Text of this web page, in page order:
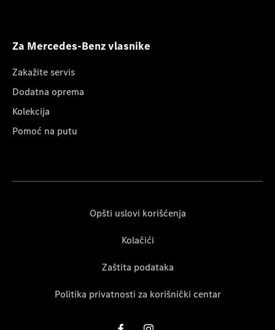
Za Mercedes-Benz vlasnike
Zakažite servis
Dodatna oprema
Kolekcija
Pomoć na putu
Opšti uslovi korišćenja
Kolačići
Zaštita podataka
Politika privatnosti za korišnički centar